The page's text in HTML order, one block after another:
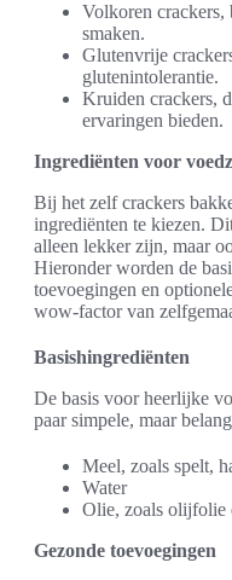
Volkoren crackers,
smaken.
Glutenvrije
glutenintolerantie.
Kruiden crackers,
ervaringen bieden.
Ingrediënten voor
Bij het zelf crackers
ingrediënten te kiezen.
alleen lekker zijn, maar
Hieronder worden de
toevoegingen en
wow-factor van
Basishingrediënten
De basis voor heerlijke
paar simpele, maar
Meel, zoals spelt,
Water
Olie, zoals olijfolie
Gezonde toevoegingen